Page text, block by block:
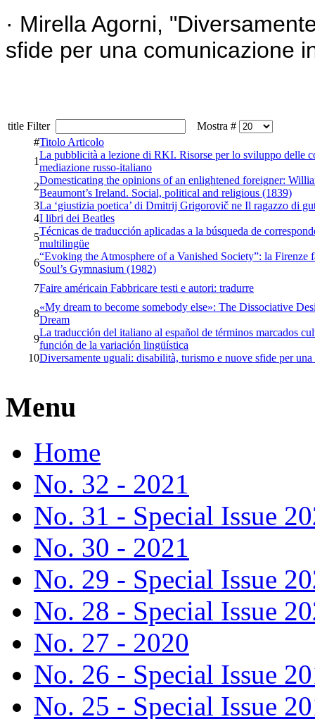
· Mirella Agorni, "
sfide per una comunicazione
title Filter
Mostra #
#Titolo Articolo
1
La pubblicità a lezione di RKI. Risorse per lo sviluppo delle
mediazione russo-italiano
2
Domesticating the opinions of an enlightened foreigner:
Beaumont’s Ireland. Social, political and religious (1839)
3La ‘giustizia poetica’ di Dmitrij Grigorovič ne Il ragazzo di
4I libri dei Beatles
5
Técnicas de traducción aplicadas a la búsqueda de
multilingüe
6
“Evoking the Atmosphere of a Vanished Society”: la
Soul’s Gymnasium (1982)
7Faire américain Fabbricare testi e autori: tradurre
8
«My dream to become somebody else»: The Dissociative
Dream
9
La traducción del italiano al español de términos marcados
función de la variación lingüística
10Diversamente uguali: disabilità, turismo e nuove sfide per
Menu
Home
No. 32 - 2021
No. 31 - Special Issue
No. 30 - 2021
No. 29 - Special Issue
No. 28 - Special Issue
No. 27 - 2020
No. 26 - Special Issue
No. 25 - Special Issue